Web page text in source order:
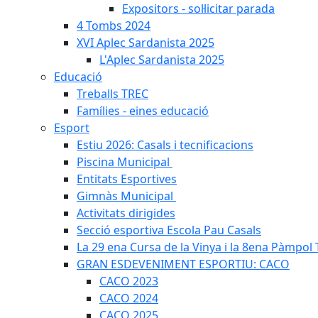
Expositors - sol·licitar parada
4 Tombs 2024
XVI Aplec Sardanista 2025
L'Aplec Sardanista 2025
Educació
Treballs TREC
Famílies - eines educació
Esport
Estiu 2026: Casals i tecnificacions
Piscina Municipal
Entitats Esportives
Gimnàs Municipal
Activitats dirigides
Secció esportiva Escola Pau Casals
La 29 ena Cursa de la Vinya i la 8ena Pàmpol
GRAN ESDEVENIMENT ESPORTIU: CACO
CACO 2023
CACO 2024